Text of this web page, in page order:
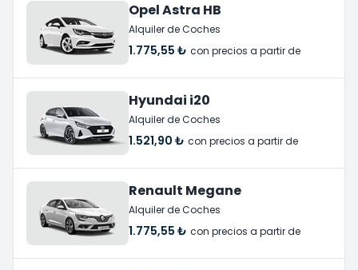
Opel Astra HB
Alquiler de Coches
1.775,55 ₺ con precios a partir de
Hyundai i20
Alquiler de Coches
1.521,90 ₺ con precios a partir de
Renault Megane
Alquiler de Coches
1.775,55 ₺ con precios a partir de